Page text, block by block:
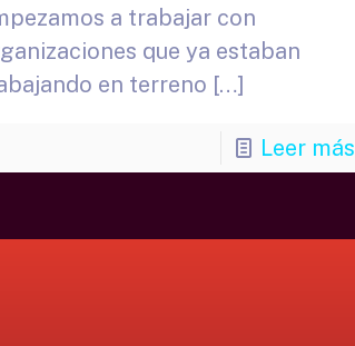
a trabajar con
que ya estaban
en terreno […]
Leer más